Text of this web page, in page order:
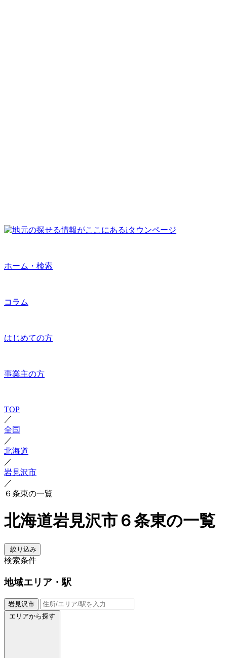
ホーム・検索
コラム
はじめての方
事業主の方
TOP
／
全国
／
北海道
／
岩見沢市
／
６条東の一覧
北海道岩見沢市６条東の一覧
絞り込み
検索条件
地域エリア・駅
岩見沢市
エリアから探す